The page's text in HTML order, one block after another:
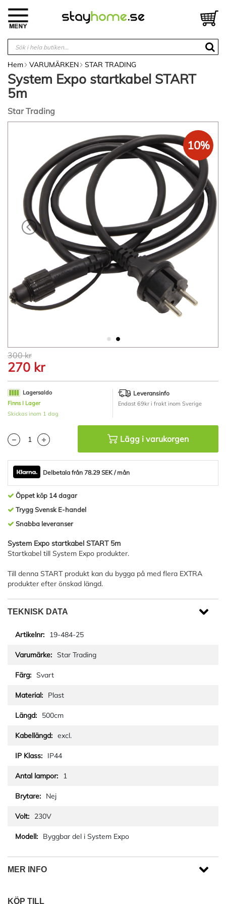
innehållet
Hem VARUMÄRKEN STAR TRADING
System Expo startkabel START
5m
Star Trading
bildgalleriet
Hoppa
till
början
av
bildgalleriet
10%
300 kr
270 kr
Lagersaldo
Finns I Lager
Skickas inom 1 dag
Leveransinfo
Endast 69kr i frakt inom Sverige
Lägg i varukorgen
Delbetala från 78.29 SEK / mån
Öppet köp 14 dagar
Trygg Svensk E-handel
Snabba leveranser
System Expo startkabel START 5m
Startkabel till System Expo produkter.
Till denna START produkt kan du bygga på med flera EXTRA
produkter efter önskad längd.
TEKNISK DATA
19-484-25
Star Trading
Svart
Plast
500cm
excl.
IP44
1
Nej
230V
Byggbar del i System Expo
MER INFO
KÖP TILL